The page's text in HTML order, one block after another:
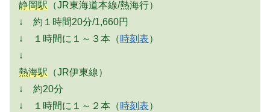
静岡駅 （JR東海道本線/熱海行）
↓ 約１時間20分/1,660円
↓ １時間に１～３本（時刻表）
↓
熱海駅 （JR伊東線）
↓ 約20分
↓ １時間に１～２本（時刻表）